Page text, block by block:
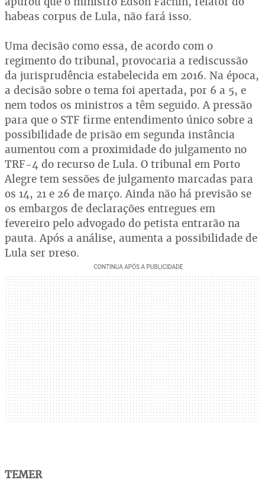
habeas corpus de Lula, não fará isso.
Uma decisão como essa, de acordo com o
regimento do tribunal, provocaria a rediscussão
da jurisprudência estabelecida em 2016. Na época,
a decisão sobre o tema foi apertada, por 6 a 5, e
nem todos os ministros a têm seguido. A pressão
para que o STF firme entendimento único sobre a
possibilidade de prisão em segunda instância
aumentou com a proximidade do julgamento no
TRF-4 do recurso de Lula. O tribunal em Porto
Alegre tem sessões de julgamento marcadas para
os 14, 21 e 26 de março. Ainda não há previsão se
os embargos de declarações entregues em
fevereiro pelo advogado do petista entrarão na
pauta. Após a análise, aumenta a possibilidade de
Lula ser preso.
TEMER